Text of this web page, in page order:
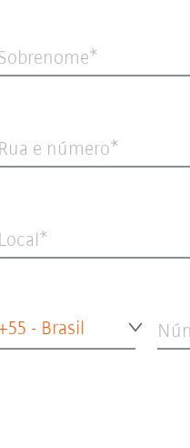
Rua e número
Local
- Brasil